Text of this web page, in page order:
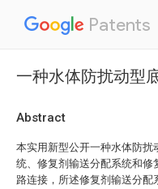
Patents
一种水体防扰动型
Abstract
本实用新型公开一种水体防
统、修复剂输送分配系统和
路连接，所述修复剂输送分